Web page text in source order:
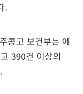
.
콩고 보건부는 에
390건 이상의